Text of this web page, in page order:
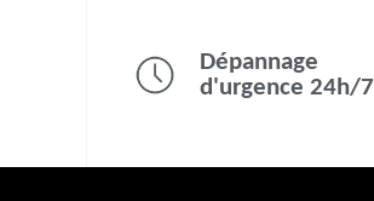
Dépannage
d'urgence 24h/7